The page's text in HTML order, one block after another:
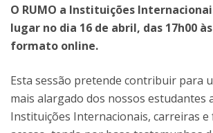
O RUMO a Instituições
lugar no dia 16 de abril, das 17h00
formato online.
Esta sessão pretende contribuir para
mais alargado dos nossos estudantes
Instituições Internacionais, carreiras e